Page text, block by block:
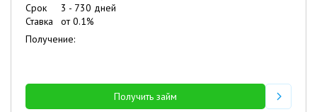
Срок
3 - 730 дней
Ставка
от0.1%
Получение:
Получить займ